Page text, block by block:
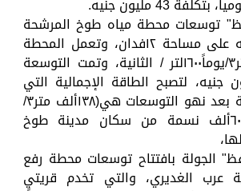
توسعات محطة مياه طوخ المرشحة
(العبادلة) المقامه على مساحة ١٢فدان، وتعمل المحطة
بطاقة ٦٩ألف متر٣/يوماً١٦٠٠لتر / الثانية، وتمت التوسعة
100 مليون جنيه، لتصبح الطاقة الإجمالية التي
تستوعبها المحطة بعد نهو التوسعات هي(١٣٨ألف متر٣/
يومياً)، وتخدم ٦٠٠ألف نسمة من سكان مدينة طوخ
الجولة بافتتاح توسعات محطة رفع
الغديري، والتي تخدم قريتي